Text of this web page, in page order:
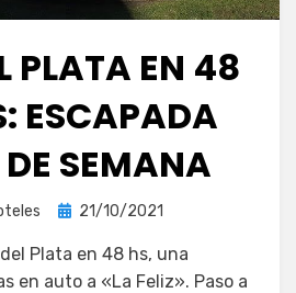
PLATA EN 48
ESCAPADA
DE SEMANA
Publicada
21/10/2021
Plata en 48 hs, una
en auto a «La Feliz». Paso a